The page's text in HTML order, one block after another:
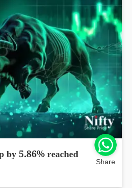
by 5.86% reached
Share